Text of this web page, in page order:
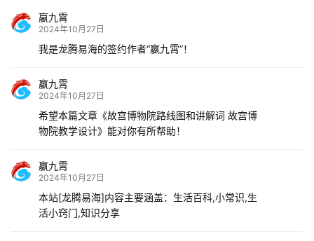
嬴九霄
2024年10月27日
我是龙腾易海的签约作者“嬴九霄”！
嬴九霄
2024年10月27日
希望本篇文章《故宫博物院路线图和讲解词 故宫博
物院教学设计》能对你有所帮助！
嬴九霄
2024年10月27日
本站[龙腾易海]内容主要涵盖：生活百科,小常识,生
活小窍门,知识分享